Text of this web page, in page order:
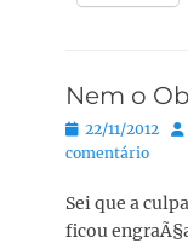
Nem o
Posted
on
22/11/2012
comentário
Sei que a
ficou